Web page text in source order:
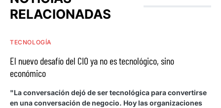
RELACIONADAS
TECNOLOGÍA
El nuevo desafío del CIO ya no es tecnológico, sino
económico
"La conversación dejó de ser tecnológica para convertirse
en una conversación de negocio. Hoy las organizaciones